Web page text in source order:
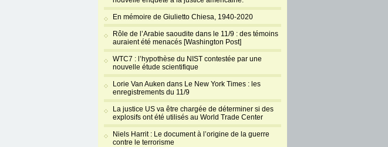
En mémoire de Giulietto Chiesa, 1940-2020
Rôle de l’Arabie saoudite dans le 11/9 : des témoins
auraient été menacés [Washington Post]
WTC7 : l’hypothèse du NIST contestée par une
nouvelle étude scientifique
Lorie Van Auken dans Le New York Times : les
enregistrements du 11/9
La justice US va être chargée de déterminer si des
explosifs ont été utilisés au World Trade Center
Niels Harrit : Le document à l’origine de la guerre
contre le terrorisme